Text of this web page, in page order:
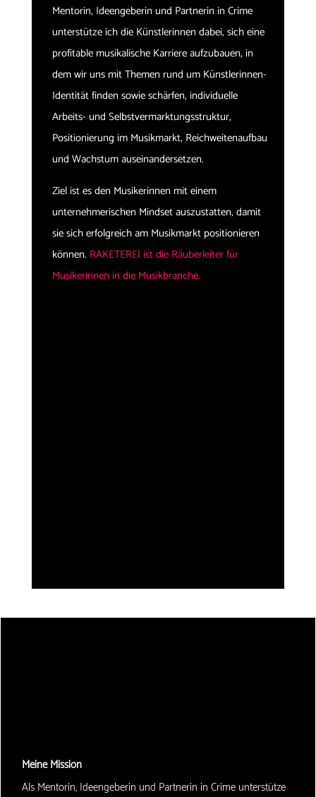
Mentorin, Ideengeberin und Partnerin in Crime
unterstütze ich die Künstlerinnen dabei, sich eine
profitable musikalische Karriere aufzubauen, in
dem wir uns mit Themen rund um Künstlerinnen-
Identität finden sowie schärfen, individuelle
Arbeits- und Selbstvermarktungsstruktur,
Positionierung im Musikmarkt, Reichweitenaufbau
und Wachstum auseinandersetzen.
Ziel ist es den Musikerinnen mit einem
unternehmerischen Mindset auszustatten, damit
sie sich erfolgreich am Musikmarkt positionieren
können. RAKETEREI ist die Räuberleiter für
Musikerinnen in die Musikbranche.
Meine Mission
Als Mentorin, Ideengeberin und Partnerin in Crime unterstütze